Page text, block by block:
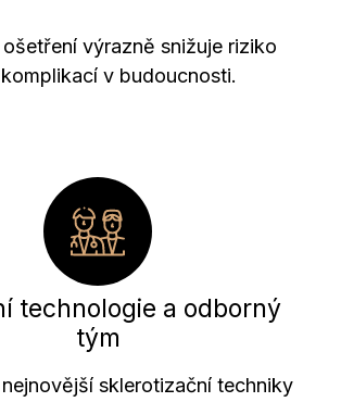
výrazně snižuje riziko
v budoucnosti.
technologie a odborný
tým
sklerotizační techniky